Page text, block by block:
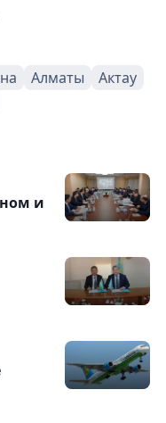
Алматы
Актау
и